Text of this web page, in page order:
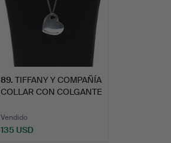
89. TIFFANY Y COMPAÑÍA
COLLAR CON COLGANTE
Vendido
135 USD